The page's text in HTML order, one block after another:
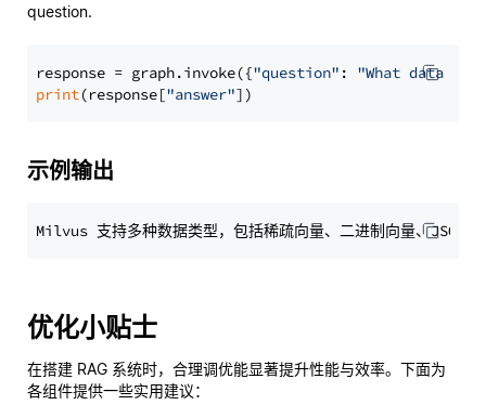
question.
response = graph.invoke({"question" : "What data
print(response["answer"
示例输出
优化小贴士
在搭建 RAG 系统时，合理调优能显著提升性能与效率。下面为
各组件提供一些实用建议：